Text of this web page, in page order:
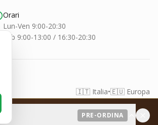
Orari
Lun-Ven 9:00-20:30
Sab 9:00-13:00 / 16:30-20:30
🇮🇹 Italia•🇪🇺 Europa
PRE-ORDINA